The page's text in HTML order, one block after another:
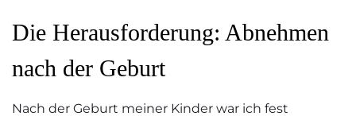
Die Herausforderung: Abnehmen
nach der Geburt
Nach der Geburt meiner Kinder war ich fest